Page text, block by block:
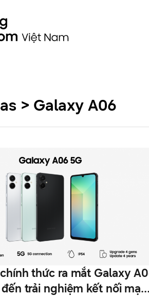
> Galaxy A06
thức ra mắt Galaxy
trải nghiệm kết nối mạnh